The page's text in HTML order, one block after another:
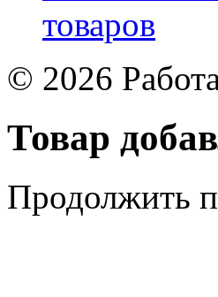
товаров
© 2026
Товар
Продолжить